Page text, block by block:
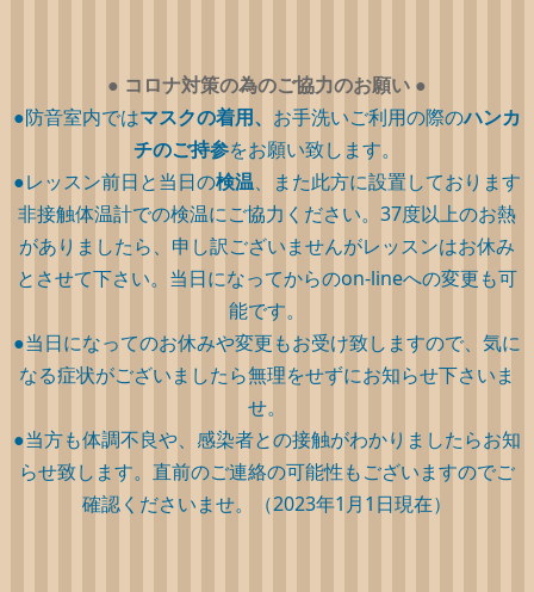
● コロナ対策の為のご協力のお願い ●
●防音室内ではマスクの着用、 お手洗いご利用の際のハンカ
チのご持参をお願い致します。
●レッスン前日と当日の検温、また此方に設置しております
非接触体温計での検温にご協力ください。37度以上のお熱
がありましたら、申し訳ございませんがレッスンはお休み
とさせて下さい。当日になってからのon-lineへの変更も可
能です。
●当日になってのお休みや変更もお受け致しますので、気に
なる症状がございましたら無理をせずにお知らせ下さいま
せ。
●当方も体調不良や、感染者との接触がわかりましたらお知
らせ致します。直前のご連絡の可能性もございますのでご
確認くださいませ。（2023年1月1日現在）